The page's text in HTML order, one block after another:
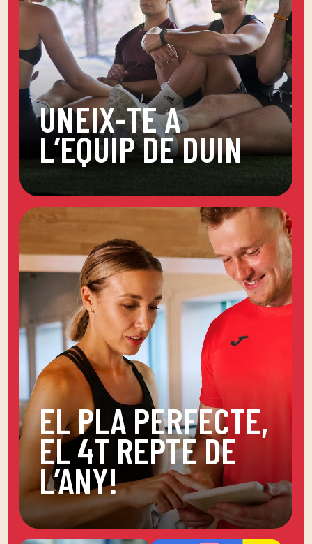
UNEIX-TE A
L’EQUIP DE DUIN
EL PLA PERFECTE,
EL 4T REPTE DE
L’ANY!